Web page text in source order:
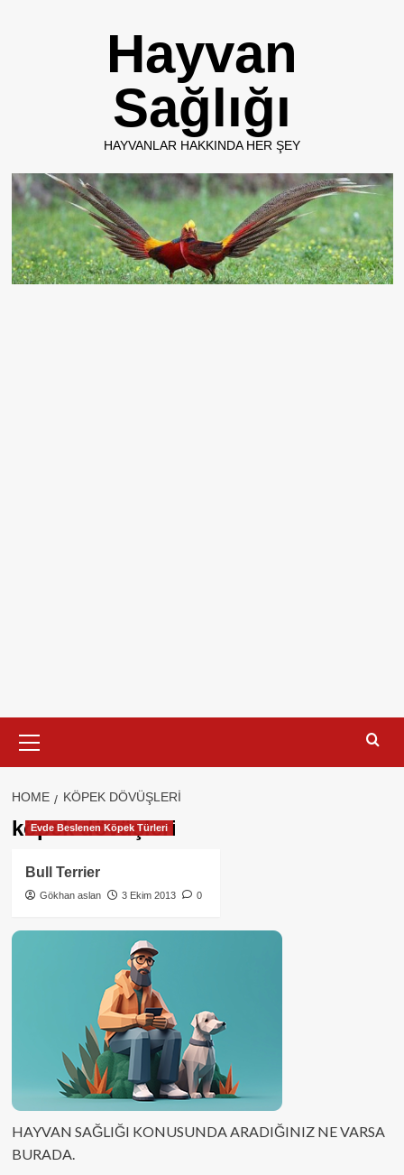
Hayvan
Sağlığı
HAYVANLAR HAKKINDA HER ŞEY
Menu
HOME KÖPEK DÖVÜŞLERI
köpek dövüşleri
Evde Beslenen Köpek Türleri
Bull Terrier
Gökhan aslan 3 Ekim 2013 0
HAYVAN SAĞLIĞI KONUSUNDA ARADIĞINIZ NE VARSA
BURADA.